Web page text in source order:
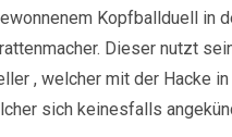
Kopfballduell in
Dieser nutzt
, welcher mit der Hacke
sich keinesfalls